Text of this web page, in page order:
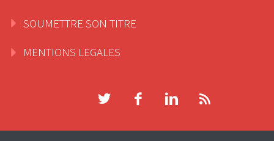
SOUMETTRE SON TITRE
MENTIONS LEGALES